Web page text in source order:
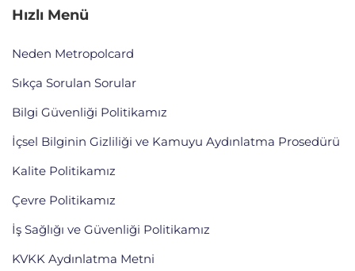
Hızlı Menü
Neden Metropolcard
Sıkça Sorulan Sorular
Bilgi Güvenliği Politikamız
İçsel Bilginin Gizliliği ve Kamuyu Aydınlatma Prosedürü
Kalite Politikamız
Çevre Politikamız
İş Sağlığı ve Güvenliği Politikamız
KVKK Aydınlatma Metni